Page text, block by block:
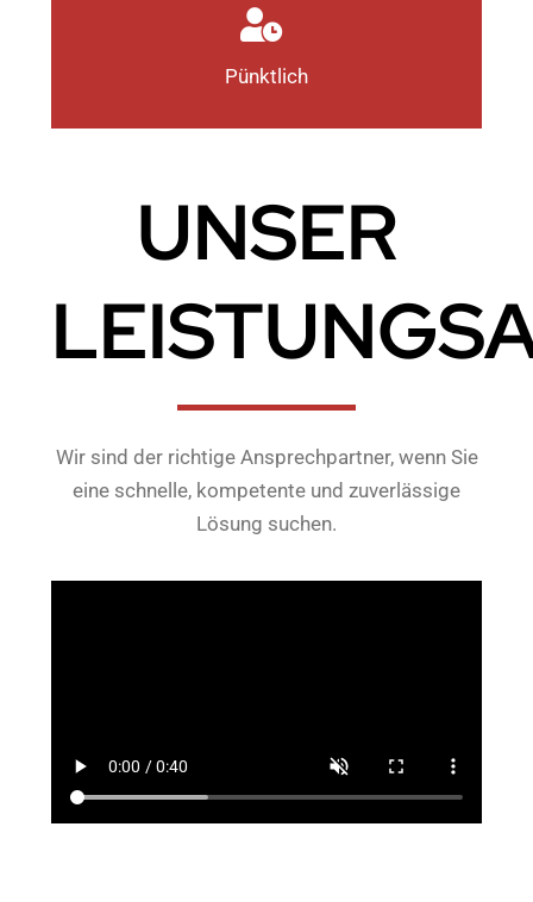
Pünktlich
UNSER
Wir sind der richtige Ansprechpartner, wenn Sie
eine schnelle, kompetente und zuverlässige
Lösung suchen.